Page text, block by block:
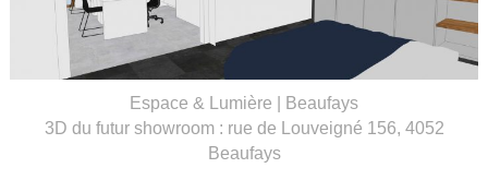
Espace & Lumière | Beaufays
3D du futur showroom : rue de Louveigné 156, 4052
Beaufays